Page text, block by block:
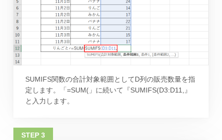
SUMIFS関数の合計対象範囲としてD列の販売数量を指
定します。「=SUM(」に続いて『SUMIFS(D3:D11,』
と入力します。